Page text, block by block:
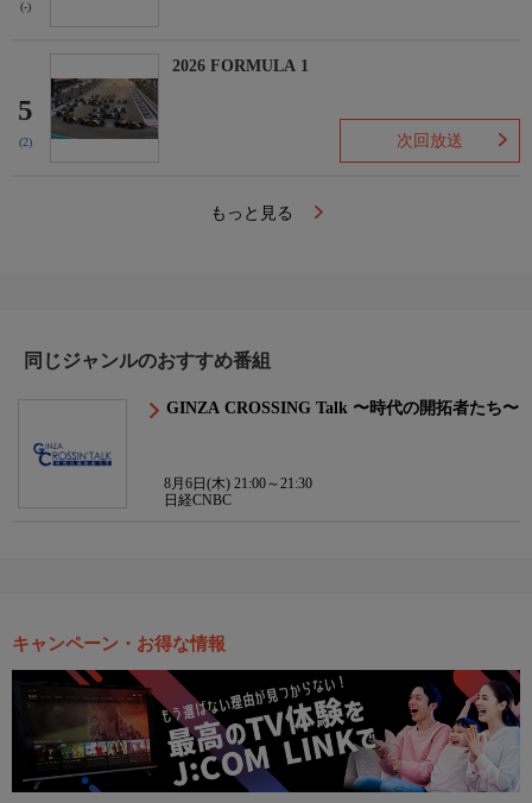
(-)
5
(2)
2026 FORMULA 1
次回放送
もっと見る
同じジャンルのおすすめ番組
GINZA CROSSING Talk 〜時代の開拓者たち〜
8月6日(木) 21:00～21:30
日経CNBC
キャンペーン・お得な情報